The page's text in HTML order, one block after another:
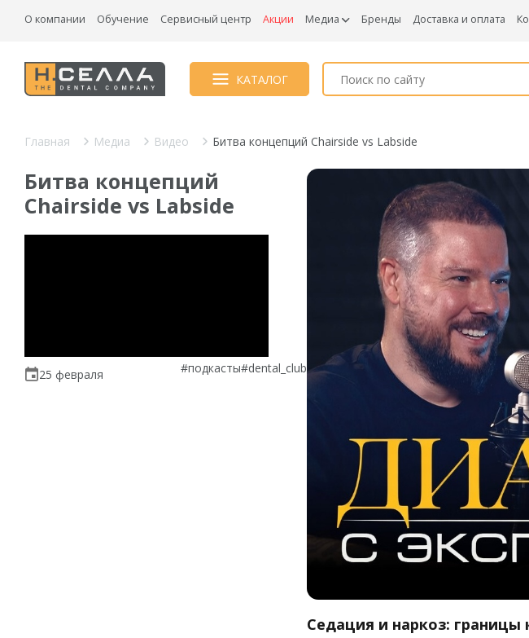
О компании Обучение Сервисный центр Акции Медиа Бренды Доставка и оплата
КАТАЛОГ
Главная Медиа Видео Битва концепций Chairside vs Labside
Битва концепций
Chairside vs Labside
25 февраля #подкасты#dental_club
Седация и наркоз: